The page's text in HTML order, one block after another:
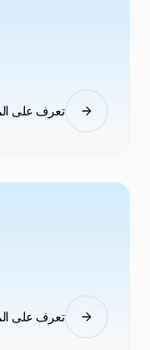
تعرف على
تعرف على